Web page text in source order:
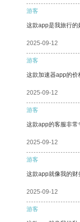
游客
这款app是我旅行的
2025-09-12
游客
这款加速器app的价
2025-09-12
游客
这款app的客服非常
2025-09-12
游客
这款app就像我的财
2025-09-12
游客